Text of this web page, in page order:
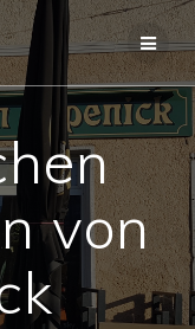
von